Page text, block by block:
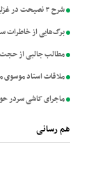
شرح ۳ نصیحت در غزلیات حضرت حافظ رحمة الله عليه
برگ‌هایی از خاطرات
مطالب جالبی از
ملاقات استاد موسوی
ماجرای کاشی سردر
هم رسانی